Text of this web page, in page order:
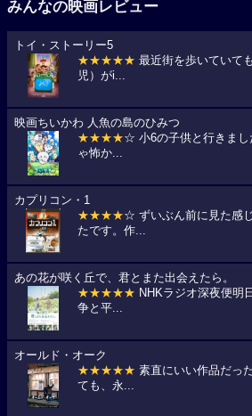
みんなの映画レビュー
トイ・ストーリー5
★★★★★ 最近街を歩いていて
児）がi...
映画ちいかわ 人魚の島のひみつ
★★★★☆ 小6の子供と行きまし
ゃ怖か...
カプリコン・1
★★★★☆ ずいぶん前に見た感
たです。作...
あの花が咲く丘で、君とまた出会えたら。
★★★★★ NHKラジオ深夜便明
争と平...
オールド・オーク
★★★★★ 素直にいい作品だっ
ても、永...